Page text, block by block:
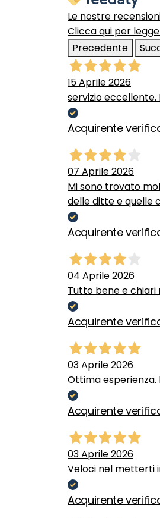
Le nostre
Clicca qui per
Precedente
15 Aprile 2026
servizio
Acquirente
07 Aprile 2026
Mi sono trovato
delle ditte e quelle
Acquirente
04 Aprile 2026
Tutto bene e
Acquirente
03 Aprile 2026
Ottima
Acquirente
03 Aprile 2026
Veloci nel metterti
Acquirente